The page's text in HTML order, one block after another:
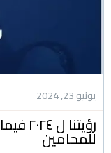
يونيو 23, 2024
للمحامين